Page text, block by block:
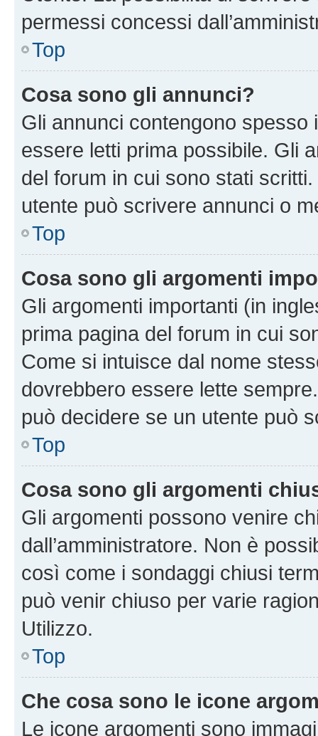
permessi concessi
Top
Cosa sono gli annunci?
Gli annunci contengono
essere letti prima possibile. Gli
del forum in cui sono stati
utente può scrivere annunci o
Top
Cosa sono gli argomenti
Gli argomenti importanti (in
prima pagina del forum in cui
Come si intuisce dal nome
dovrebbero essere lette
può decidere se un utente può
Top
Cosa sono gli argomenti
Gli argomenti possono venire
dall’amministratore. Non è
così come i sondaggi chiusi
può venir chiuso per varie
Utilizzo.
Top
Che cosa sono le icone
Le icone argomenti sono